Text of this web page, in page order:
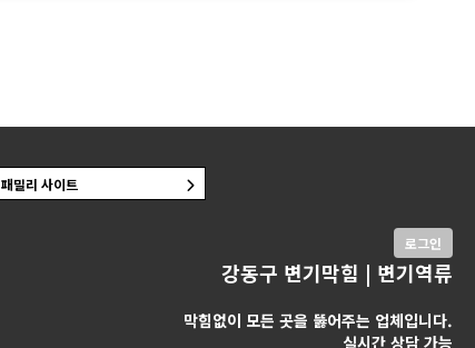
로그인
강동구 변기막힘 | 변기역류
막힘없이 모든 곳을 뚫어주는 업체입니다.
실시간 상담 가능
패밀리 사이트